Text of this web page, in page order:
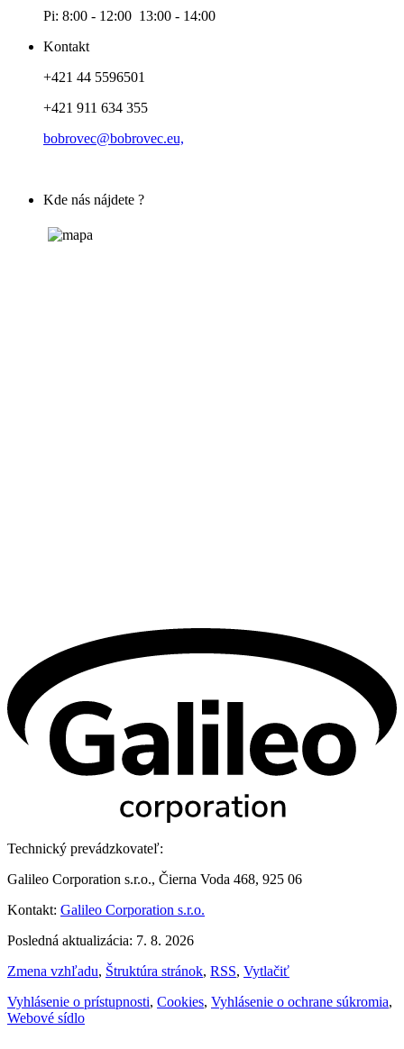
Pi: 8:00 - 12:00 13:00 - 14:00
Kontakt
+421 44 5596501
+421 911 634 355
bobrovec@bobrovec.eu,
Kde nás nájdete ?
Technický prevádzkovateľ:
Galileo Corporation s.r.o., Čierna Voda 468, 925 06
Kontakt: Galileo Corporation s.r.o.
Posledná aktualizácia: 7. 8. 2026
Zmena vzhľadu, Štruktúra stránok, RSS, Vytlačiť
Vyhlásenie o prístupnosti, Cookies, Vyhlásenie o ochrane súkromia,
Webové sídlo